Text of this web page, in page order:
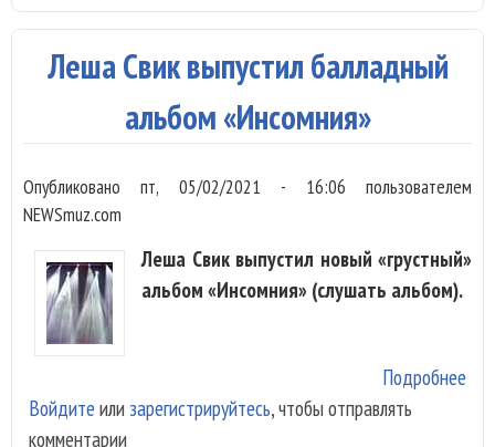
Леша Свик выпустил балладный
альбом «Инсомния»
Опубликованопт, 05/02/2021 - 16:06 пользователем
NEWSmuz.com
Леша Свик выпустил новый «грустный»
альбом «Инсомния» (слушать альбом).
Подробнее
Войдите или зарегистрируйтесь, чтобы отправлять
комментарии